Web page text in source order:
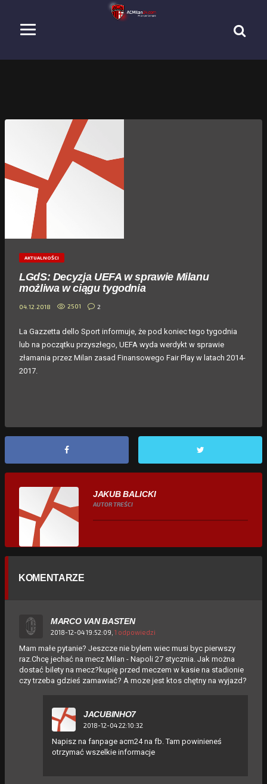
AKTUALNOŚCI
LGdS: Decyzja UEFA w sprawie Milanu
możliwa w ciągu tygodnia
04.12.2018 2501 2
La Gazzetta dello Sport informuje, że pod koniec tego tygodnia
lub na początku przyszłego, UEFA wyda werdykt w sprawie
złamania przez Milan zasad Finansowego Fair Play w latach 2014-
2017.
JAKUB BALICKI
AUTOR TREŚCI
KOMENTARZE
MARCO VAN BASTEN
2018-12-04 19:52:09, 1 odpowiedzi
Mam małe pytanie? Jeszcze nie bylem wiec musi byc pierwszy
raz.Chcę jechać na mecz Milan - Napoli 27 stycznia. Jak można
dostać bilety na mecz?kupię przed meczem w kasie na stadionie
czy trzeba gdzieś zamawiać? A moze jest ktos chętny na wyjazd?
JACUBINHO7
2018-12-04 22:10:32
Napisz na fanpage acm24 na fb. Tam powinieneś
otrzymać wszelkie informacje